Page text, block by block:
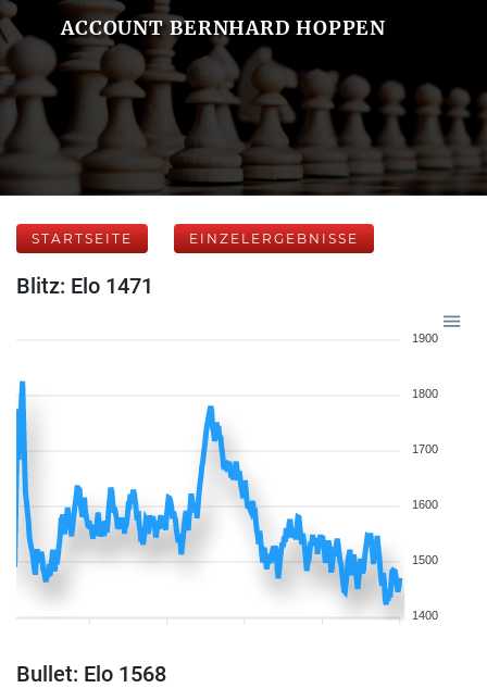
ACCOUNT BERNHARD HOPPEN
STARTSEITE EINZELERGEBNISSE
Blitz: Elo 1471
1900
1800
1700
1600
1500
1400
Bullet: Elo 1568